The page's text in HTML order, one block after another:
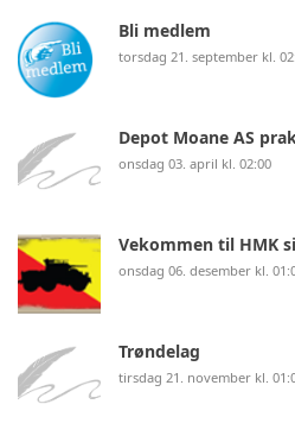
Bli medlem
torsdag 21. september kl.
Depot Moane AS
onsdag 03. april kl. 02:00
Vekommen til HMK
onsdag 06. desember kl.
Trøndelag
tirsdag 21. november kl.